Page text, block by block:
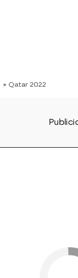
» Qatar 2022